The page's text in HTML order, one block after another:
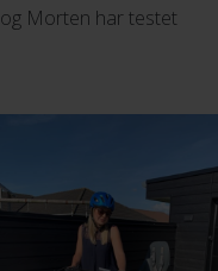
Morten har testet